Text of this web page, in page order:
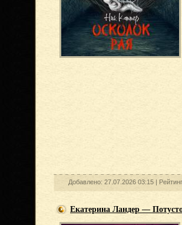
Добавлено: 27.07.2026 03:15 |
Екатерина Ландер —